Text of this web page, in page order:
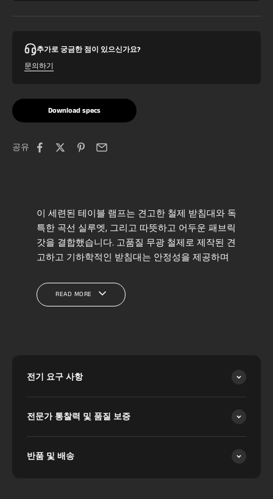
추가로 궁금한 점이 있으신가요?
문의하기
Download specs
공유
이 세련된 테이블 램프는 견고한 철제 받침대와 독
특한 곡선 실루엣, 그리고 따뜻하고 어두운 패브릭
갓을 결합했습니다. 고품질 무광 철제로 제작된 견
고하고 기하학적인 받침대는 안정성을 제공하며
부드럽게 빛을 확산시키는 아름다운 돔형 어두운
패브릭 갓을 특징으로 하여 아늑하고 초대하는 분
다. 세심하게 설계된 이 램프는 필요한 곳에 집중
견고한 철제 받침대 디자인에 내재된 산업적 요소
와 현대적 요소의 조화로운 결합은 이 테이블 램프
또는 전환형 인테리어에 자연스럽게 어울리며 따
READ MORE
전기 요구 사항
전문가 통찰력 및 품질 보증
반품 및 배송